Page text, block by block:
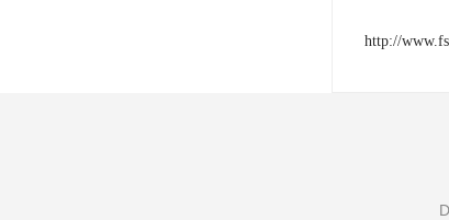
http://